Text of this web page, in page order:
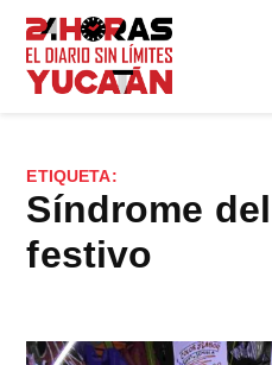
Saltar
contenido
ETIQUETA:
síndrome del corazón
festivo